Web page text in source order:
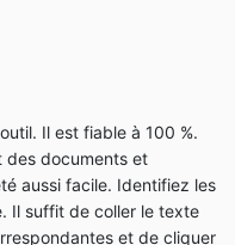
Il est fiable à 100 %.
des documents et
aussi facile. Identifiez les
Il suffit de coller le texte
et de cliquer